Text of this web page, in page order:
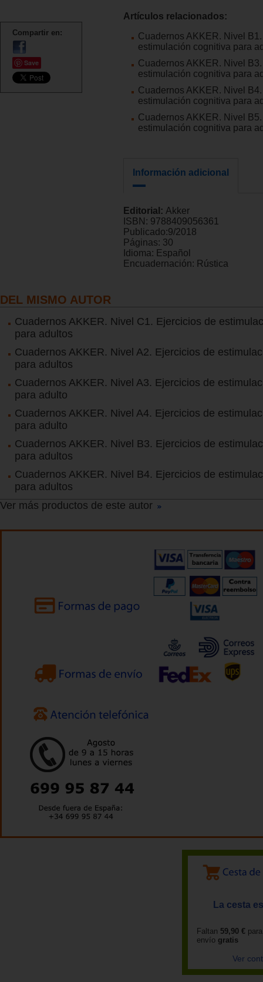
Compartir en:
Save
Artículos relacionados:
Cuadernos AKKER. Nivel
estimulación cognitiva para
Cuadernos AKKER. Nivel
estimulación cognitiva para
Cuadernos AKKER. Nivel
estimulación cognitiva para
Cuadernos AKKER. Nivel
estimulación cognitiva para
Información adicional
Editorial: Akker
ISBN: 9788409056361
Publicado:9/2018
Páginas: 30
Idioma: Español
Encuadernación: Rústica
DEL MISMO AUTOR
Cuadernos AKKER. Nivel C1. Ejercicios de
para adultos
Cuadernos AKKER. Nivel A2. Ejercicios de
para adultos
Cuadernos AKKER. Nivel A3. Ejercicios de
para adulto
Cuadernos AKKER. Nivel A4. Ejercicios de
para adulto
Cuadernos AKKER. Nivel B3. Ejercicios de
para adultos
Cuadernos AKKER. Nivel B4. Ejercicios de
para adultos
Ver más productos de este autor
La cesta
Faltan 59,90 €
envío gratis
Ver